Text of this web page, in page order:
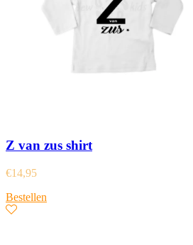
Z van zus shirt
€14,95
Bestellen